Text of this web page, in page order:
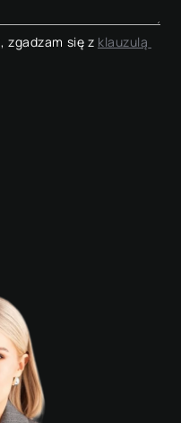
zgadzam się z klauzulą